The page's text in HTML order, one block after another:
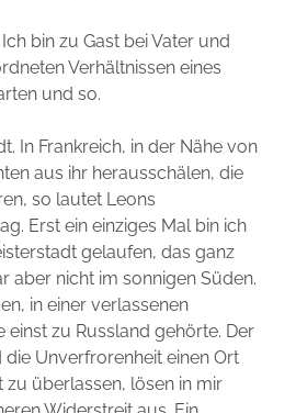
bin zu Gast bei Vater und
Verhältnissen eines
und so.
In Frankreich, in der Nähe von
aus ihr herausschälen, die
so lautet Leons
Erst ein einziges Mal bin ich
gelaufen, das ganz
aber nicht im sonnigen Süden.
in einer verlassenen
zu Russland gehörte. Der
Unverfrorenheit einen Ort
zu überlassen, lösen in mir